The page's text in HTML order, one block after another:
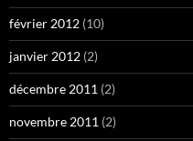
février 2012 (10)
janvier 2012 (2)
décembre 2011 (2)
novembre 2011 (2)